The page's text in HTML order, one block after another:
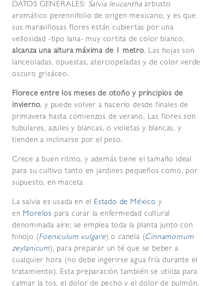
DATOS GENERALES: Salvia leucantha arbusto
aromático perennifolio de origen mexicano, y es que
sus maravillosas flores están cubiertas por una
vellosidad -tipo lana- muy cortita de color blanco,
alcanza una altura máxima de 1 metro. Las hojas son
lanceoladas, opuestas, aterciopeladas y de color verde
oscuro grisáceo.
Florece entre los meses de otoño y principios de
invierno, y puede volver a hacerlo desde finales de
primavera hasta comienzos de verano. Las flores son
tubulares, azules y blancas, o violetas y blancas, y
tienden a inclinarse por el peso.
Crece a buen ritmo, y además tiene el tamaño ideal
para su cultivo tanto en jardines pequeños como, por
supuesto, en maceta
La salvia es usada en el Estado de México y
en Morelos para curar la enfermedad cultural
denominada aire; se emplea toda la planta junto con
hinojo (Foeniculum vulgare) o canela (Cinnamomum
zeylanicum), para preparar un té que se beber a
cualquier hora (no debe ingerirse agua fría durante el
tratamiento). Esta preparación también se utiliza para
calmar la tos, el dolor de pecho y el dolor de pulmón.